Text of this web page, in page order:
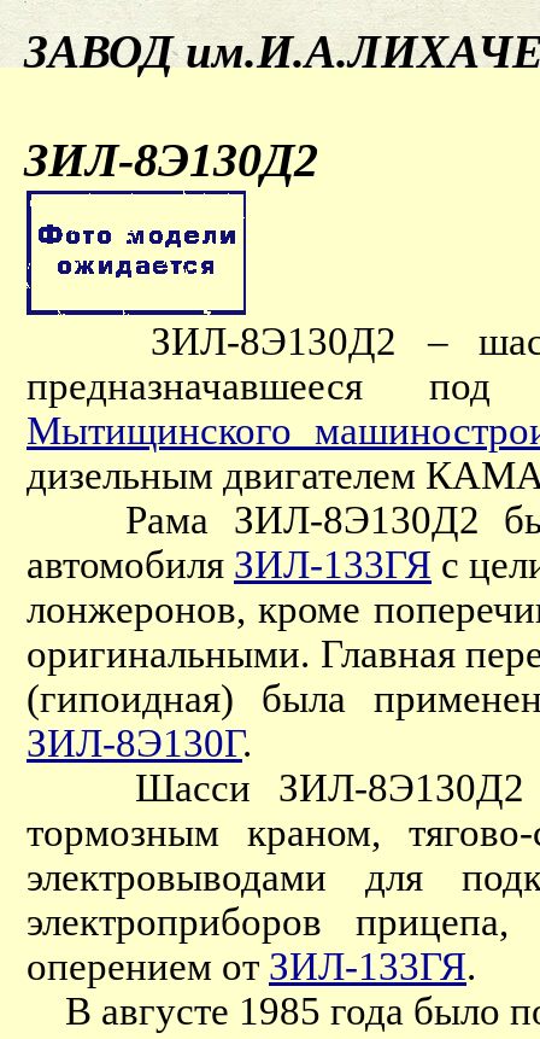
ЗАВОД
ЗИЛ-8Э130Д2
ЗИЛ-8Э130Д2 –
предназначавшееся под
Мытищинского
дизельным двигателем
Рама ЗИЛ-8Э130Д2
автомобиля ЗИЛ-133ГЯ с
лонжеронов, кроме
оригинальными. Главная
(гипоидная) была
ЗИЛ-8Э130Г.
Шасси ЗИЛ-8Э130Д2
тормозным краном,
электровыводами для
электроприборов
оперением от ЗИЛ-133ГЯ.
В августе 1985 года было